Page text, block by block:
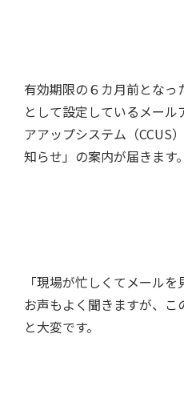
有効期限の６カ月前とな
として設定しているメー
アアップシステム（CCUS
知らせ」の案内が届きます。
「現場が忙しくてメール
お声もよく聞きますが、こ
と大変です。